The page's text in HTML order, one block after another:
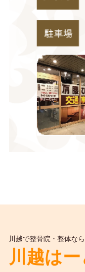
川越で整骨院・整体な
川越は